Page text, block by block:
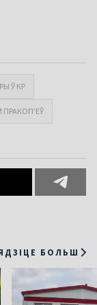
Ў КР
ПРАКОПʼЕЎ
БОЛЬШ